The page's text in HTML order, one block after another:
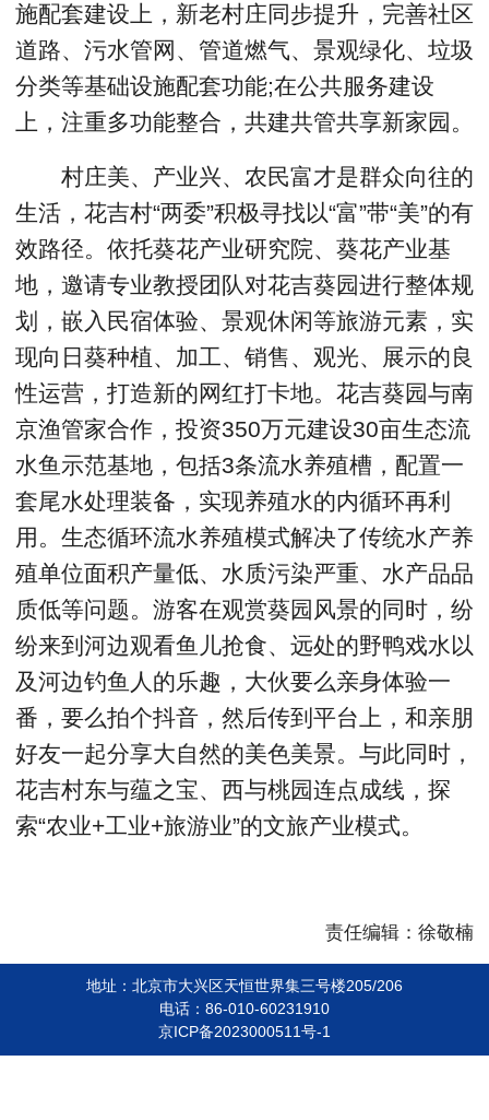
施配套建设上，新老村庄同步提升，完善社区
道路、污水管网、管道燃气、景观绿化、垃圾
分类等基础设施配套功能;在公共服务建设
上，注重多功能整合，共建共管共享新家园。
村庄美、产业兴、农民富才是群众向往的
生活，花吉村“两委”积极寻找以“富”带“美”的有
效路径。依托葵花产业研究院、葵花产业基
地，邀请专业教授团队对花吉葵园进行整体规
划，嵌入民宿体验、景观休闲等旅游元素，实
现向日葵种植、加工、销售、观光、展示的良
性运营，打造新的网红打卡地。花吉葵园与南
京渔管家合作，投资350万元建设30亩生态流
水鱼示范基地，包括3条流水养殖槽，配置一
套尾水处理装备，实现养殖水的内循环再利
用。生态循环流水养殖模式解决了传统水产养
殖单位面积产量低、水质污染严重、水产品品
质低等问题。游客在观赏葵园风景的同时，纷
纷来到河边观看鱼儿抢食、远处的野鸭戏水以
及河边钓鱼人的乐趣，大伙要么亲身体验一
番，要么拍个抖音，然后传到平台上，和亲朋
好友一起分享大自然的美色美景。与此同时，
花吉村东与蕴之宝、西与桃园连点成线，探
索“农业+工业+旅游业”的文旅产业模式。
责任编辑：徐敬楠
地址：北京市大兴区天恒世界集三号楼205/206
电话：86-010-60231910
京ICP备2023000511号-1